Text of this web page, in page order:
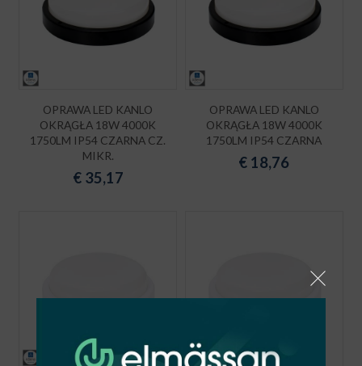
OPRAWA LED KANLO
OKRĄGŁA 18W 4000K
1750LM IP54 CZARNA CZ.
MIKR.
€ 35,17
OPRAWA LED KANLO
OKRĄGŁA 18W 4000K
1750LM IP54 CZARNA
€ 18,76